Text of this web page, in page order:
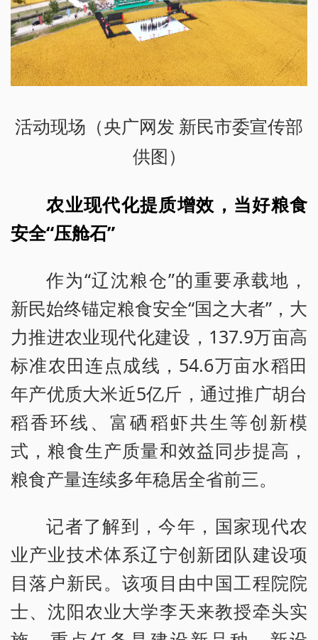
活动现场（央广网发 新民市委宣传部
供图）
农业现代化提质增效，当好粮食
安全“压舱石”
作为“辽沈粮仓”的重要承载地，
新民始终锚定粮食安全“国之大者”，大
力推进农业现代化建设，137.9万亩高
标准农田连点成线，54.6万亩水稻田
年产优质大米近5亿斤，通过推广胡台
稻香环线、富硒稻虾共生等创新模
式，粮食生产质量和效益同步提高，
粮食产量连续多年稳居全省前三。
记者了解到，今年，国家现代农
业产业技术体系辽宁创新团队建设项
目落户新民。该项目由中国工程院院
士、沈阳农业大学李天来教授牵头实